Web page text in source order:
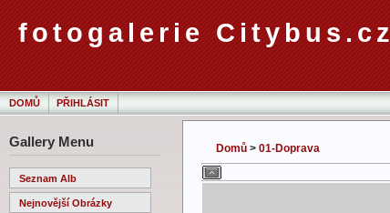
fotogalerie Citybus.cz
DOMŮ PŘIHLÁSIT
Gallery Menu
Seznam Alb
Nejnovější Obrázky
Domů > 01-Doprava